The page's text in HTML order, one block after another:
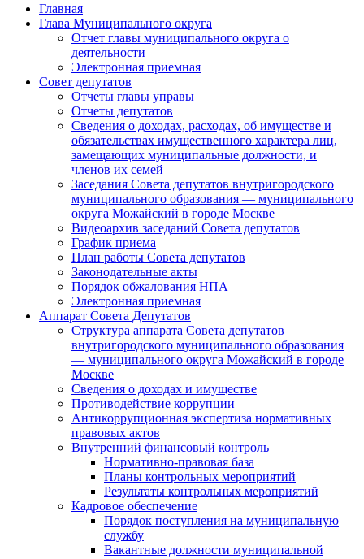
Главная
Глава Муниципального округа
Отчет главы муниципального округа о
деятельности
Электронная приемная
Совет депутатов
Отчеты главы управы
Отчеты депутатов
Сведения о доходах, расходах, об имуществе и
обязательствах имущественного характера лиц,
замещающих муниципальные должности, и
членов их семей
Заседания Совета депутатов внутригородского
муниципального образования — муниципального
округа Можайский в городе Москве
Видеоархив заседаний Совета депутатов
График приема
План работы Совета депутатов
Законодательные акты
Порядок обжалования НПА
Электронная приемная
Аппарат Совета Депутатов
Структура аппарата Совета депутатов
внутригородского муниципального образования
— муниципального округа Можайский в городе
Москве
Сведения о доходах и имуществе
Противодействие коррупции
Антикоррупционная экспертиза нормативных
правовых актов
Внутренний финансовый контроль
Нормативно-правовая база
Планы контрольных мероприятий
Результаты контрольных мероприятий
Кадровое обеспечение
Порядок поступления на муниципальную
службу
Вакантные должности муниципальной